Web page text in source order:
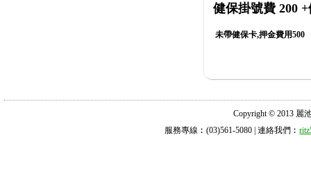
健保掛號費 200 +
未帶健保卡,押金費用500
Copyright © 2013 麗
服務專線︰(03)561-5080 | 連絡我們︰